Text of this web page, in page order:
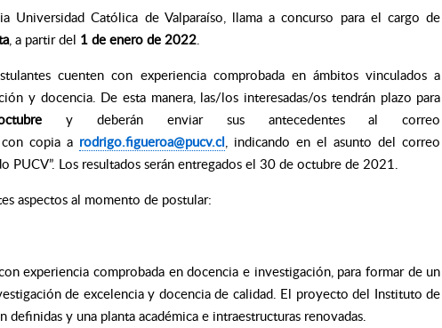
Católica de Valparaíso, llama a concurso para el cargo de
, a partir del 1 de enero de 2022.
cuenten con experiencia comprobada en ámbitos vinculados a
y docencia. De esta manera, las/los interesadas/os tendrán plazo para
y deberán enviar sus antecedentes al correo
con copia a rodrigo.figueroa@pucv.cl, indicando en el asunto del correo
PUCV”. Los resultados serán entregados el 30 de octubre de 2021.
aspectos al momento de postular:
experiencia comprobada en docencia e investigación, para formar de un
de excelencia y docencia de calidad. El proyecto del Instituto de
y una planta académica e intraestructuras renovadas.